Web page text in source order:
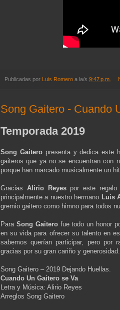
Publicadas por Luis Romero a la/s 9:47 p.m.
Song Gaitero - Cuando
Temporada 2019
Song Gaiteropresenta y dedica este
gaiteros que ya no se encuentran con
porque han marcado musicalmente un
Gracias Alirio Reyespor este regalo
principalmente a nuestro hermano Luis
gremio gaitero como himno para todos
Para Song Gaiterofue todo un honor
en su vida para ofrecer su talento en
sabemos querían participar, pero por
gracias por su gran cariño y generosidad.
Song Gaitero – 2019 Dejando Huellas.
Cuando Un Gaitero se Va
Letra y Música: Alirio Reyes
Arreglos Song Gaitero